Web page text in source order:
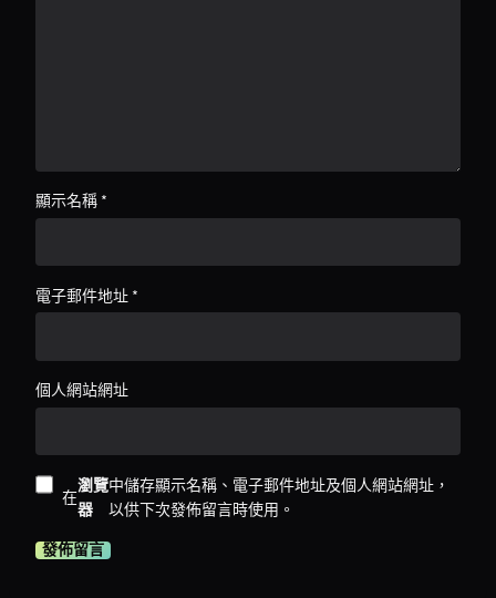
顯示名稱 *
電子郵件地址 *
個人網站網址
在
瀏覽
器
中儲存顯示名稱、電子郵件地址及個人網站網址，
以供下次發佈留言時使用。